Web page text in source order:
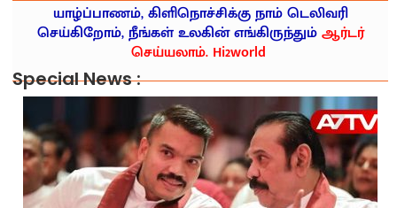
யாழ்ப்பாணம், கிளிநொச்சிக்கு நாம் டெலிவரி
செய்கிறோம், நீங்கள் உலகின் எங்கிருந்தும்ஆர்டர்
செய்யலாம். Hi2world
Special News :